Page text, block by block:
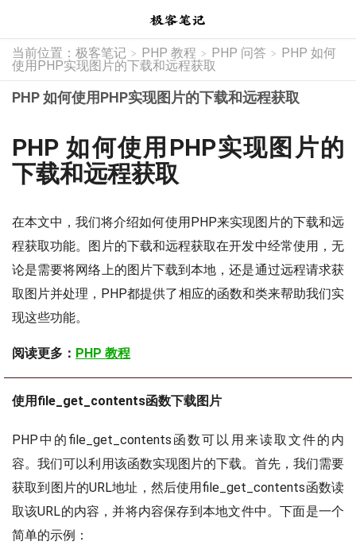
当前位置： 极客笔记 > PHP 教程 > PHP 问答 > PHP 如何
使用PHP实现图片的下载和远程获取
PHP 如何使用PHP实现图片的下载和远程获取
PHP 如何使用PHP实现图片的
下载和远程获取
在本文中，我们将介绍如何使用PHP来实现图片的下载和远
程获取功能。图片的下载和远程获取在开发中经常使用，无
论是需要将网络上的图片下载到本地，还是通过远程请求获
取图片并处理，PHP都提供了相应的函数和类来帮助我们实
现这些功能。
阅读更多： PHP 教程
使用file_get_contents函数下载图片
PHP中的file_get_contents函数可以用来读取文件的内
容。我们可以利用该函数实现图片的下载。首先，我们需要
获取到图片的URL地址，然后使用file_get_contents函数读
取该URL的内容，并将内容保存到本地文件中。下面是一个
简单的示例：